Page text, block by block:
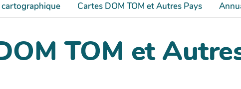
Cartes DOM TOM et Autres Pays
TOM et